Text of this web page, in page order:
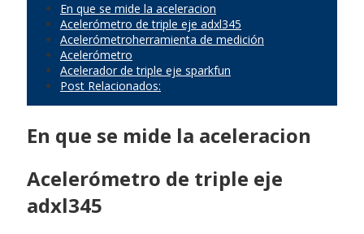
En que se mide la aceleracion
Acelerómetro de triple eje adxl345
Acelerómetroherramienta de medición
Acelerómetro
Acelerador de triple eje sparkfun
Post Relacionados:
En que se mide la aceleracion
Acelerómetro de triple eje
adxl345